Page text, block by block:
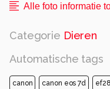
Alle foto informatie
Categorie Dieren
Automatische tags
canon canon eos 7d